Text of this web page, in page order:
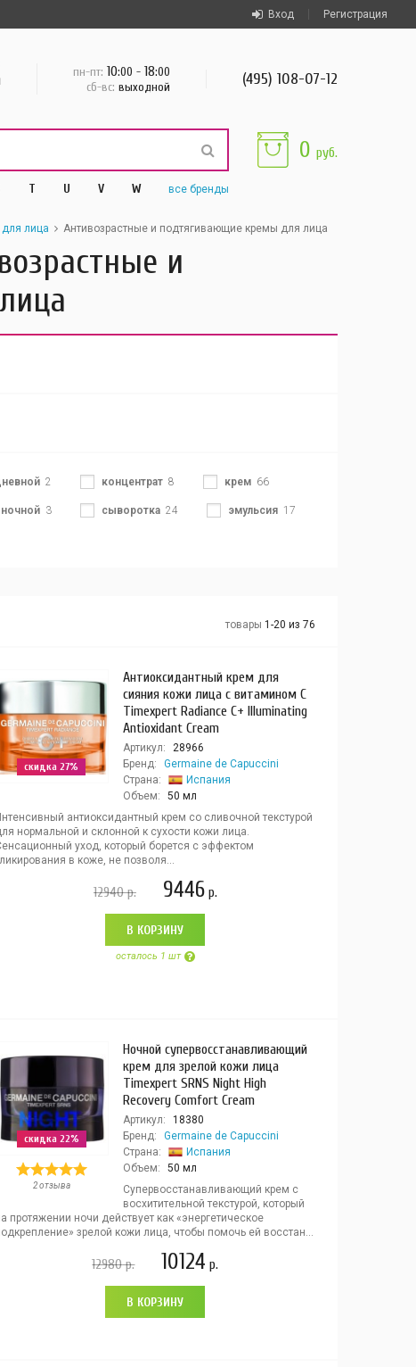
Вход Регистрация
пн-пт: 10:00 - 18:00
сб-вс: выходной (495) 108-07-12
T U V W все бренды
0 руб.
лица Антивозрастные и подтягивающие кремы для лица
и
2 концентрат 8 крем 66
ночной 3 сыворотка 24 эмульсия 17
товары 1-20 из 76
скидка 27%
Антиоксидантный крем для
сияния кожи лица с витамином С
Timexpert Radiance C+ Illuminating
Antioxidant Cream
Артикул:
28966
Бренд:
Germaine de Capuccini
Страна:
Испания
Объем:
50 мл
антиоксидантный крем со сливочной текстурой
нормальной и склонной к сухости кожи лица.
уход, который борется с эффектом
в коже, не позволя...
12940р. 9446р.
В КОРЗИНУ
осталось 1 шт
скидка 22%
2 отзыва
Ночной супервосстанавливающий
крем для зрелой кожи лица
Timexpert SRNS Night High
Recovery Comfort Cream
Артикул:
18380
Бренд:
Germaine de Capuccini
Страна:
Испания
Объем:
50 мл
Супервосстанавливающий крем с
восхитительной текстурой, который
протяжении ночи действует как «энергетическое
зрелой кожи лица, чтобы помочь ей восстан...
12980р. 10124 р.
В КОРЗИНУ